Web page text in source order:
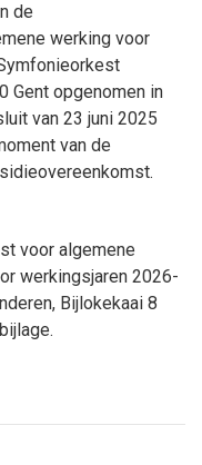
de
werking voor
Gent opgenomen in
van 23 juni 2025
van de
voor algemene
werkingsjaren 2026-
Bijlokekaai 8